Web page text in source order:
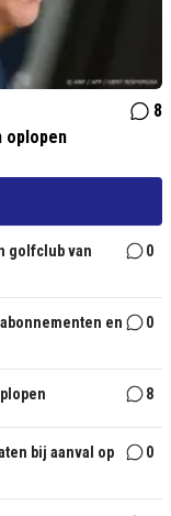
8
oplopen
golfclub van
0
en
0
8
bij aanval op
0